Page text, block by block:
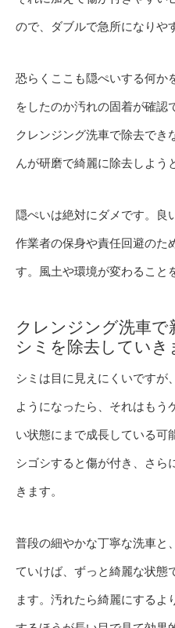
ので、ダブルで急所になりや
恐らくここも隠ぺいする何か
をしたのか汚れの固着が確認
クレンジング洗車で除去でき
んが研磨で綺麗に除去しよう
隠ぺいは絶対にダメです。良
作業者の保身や責任回避のた
す。風土や環境が変わること
クレンジング洗車で
シミを除去していき
シミは目に見えにくいですが
ようになったら、それはもう
い状態にまで成長している可
シゴシすると傷が付き、さら
きます。
普段の細やかな丁寧な洗車と
ていけば、ずっと綺麗な状態
ます。汚れたら綺麗にするよ